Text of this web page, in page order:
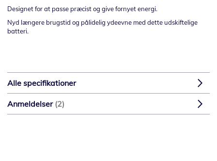
Designet for at passe præcist og give fornyet energi.
Nyd længere brugstid og pålidelig ydeevne med dette udskiftelige
batteri.
Alle specifikationer
Anmeldelser 2